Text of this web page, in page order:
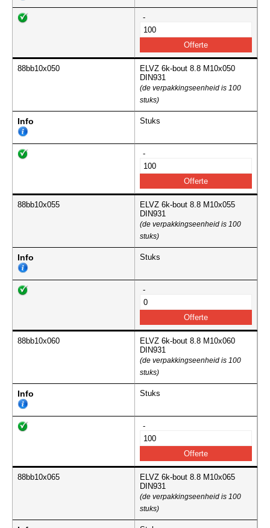
-
88bb10x050
ELVZ 6k-bout 8.8 M10x050
DIN931
(de verpakkingseenheid is 100
stuks)
Info Stuks
-
88bb10x055
ELVZ 6k-bout 8.8 M10x055
DIN931
(de verpakkingseenheid is 100
stuks)
Info Stuks
-
88bb10x060
ELVZ 6k-bout 8.8 M10x060
DIN931
(de verpakkingseenheid is 100
stuks)
Info Stuks
-
88bb10x065
ELVZ 6k-bout 8.8 M10x065
DIN931
(de verpakkingseenheid is 100
stuks)